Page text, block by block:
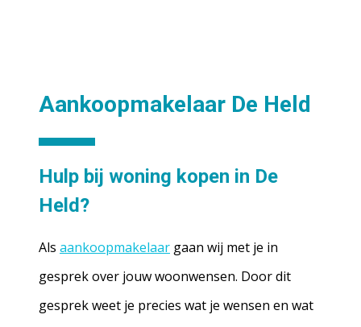
Aankoopmakelaar De Held
Hulp bij woning kopen in De
Held?
Als aankoopmakelaar gaan wij met je in
gesprek over jouw woonwensen. Door dit
gesprek weet je precies wat je wensen en wat